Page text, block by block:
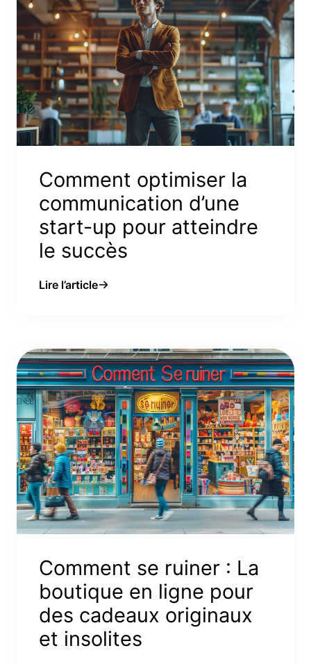
Comment optimiser la
communication d’une
start-up pour atteindre
le succès
Lire l’article
Comment se ruiner : La
boutique en ligne pour
des cadeaux originaux
et insolites